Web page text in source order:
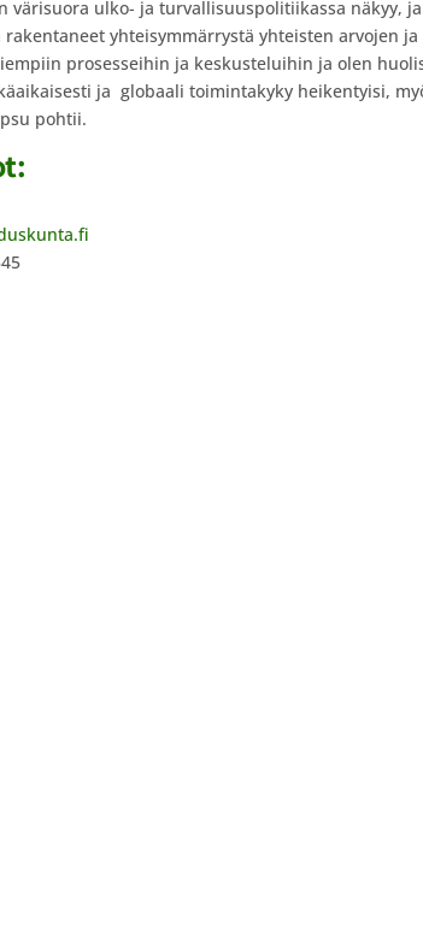
värisuora ulko- ja turvallisuuspolitiikassa näkyy,
rakentaneet yhteisymmärrystä yhteisten arvojen
prosesseihin ja keskusteluihin ja olen
ja globaali toimintakyky heikentyisi,
pohtii.